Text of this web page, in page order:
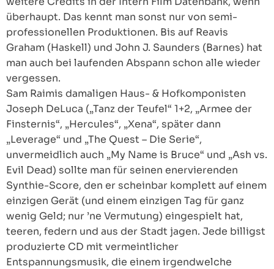
überhaupt. Das kennt man sonst nur von semi-
professionellen Produktionen. Bis auf Reavis
Graham (Haskell) und John J. Saunders (Barnes) hat
man auch bei laufenden Abspann schon alle wieder
vergessen.
Sam Raimis damaligen Haus- & Hofkomponisten
Joseph DeLuca („Tanz der Teufel“ 1+2, „Armee der
Finsternis“, „Hercules“, „Xena“, später dann
„Leverage“ und „The Quest – Die Serie“,
unvermeidlich auch „My Name is Bruce“ und „Ash vs.
Evil Dead) sollte man für seinen enervierenden
Synthie-Score, den er scheinbar komplett auf einem
einzigen Gerät (und einem einzigen Tag für ganz
wenig Geld; nur ’ne Vermutung) eingespielt hat,
teeren, federn und aus der Stadt jagen. Jede billigst
produzierte CD mit vermeintlicher
Entspannungsmusik, die einem irgendwelche